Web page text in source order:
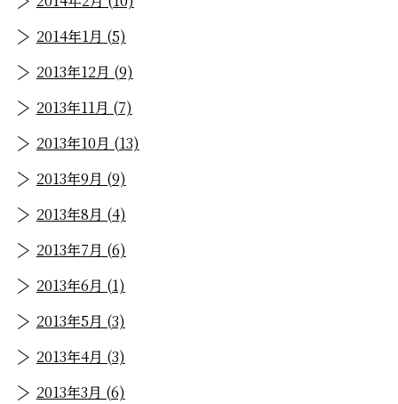
2014年1月 (5)
2013年12月 (9)
2013年11月 (7)
2013年10月 (13)
2013年9月 (9)
2013年8月 (4)
2013年7月 (6)
2013年6月 (1)
2013年5月 (3)
2013年4月 (3)
2013年3月 (6)